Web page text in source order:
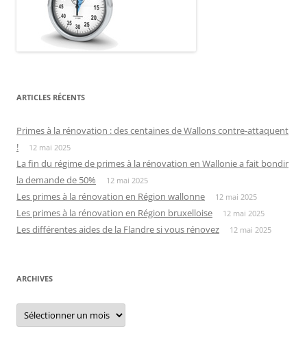
ARTICLES RÉCENTS
Primes à la rénovation : des centaines de Wallons contre-attaquent
!
12 mai 2025
La fin du régime de primes à la rénovation en Wallonie a fait bondir
la demande de 50%
12 mai 2025
Les primes à la rénovation en Région wallonne 12 mai 2025
Les primes à la rénovation en Région bruxelloise 12 mai 2025
Les différentes aides de la Flandre si vous rénovez 12 mai 2025
ARCHIVES
Archives